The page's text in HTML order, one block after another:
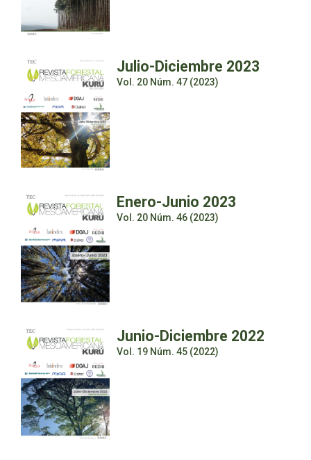
Julio-Diciembre 2023
Vol. 20 Núm. 47 (2023)
Enero-Junio 2023
Vol. 20 Núm. 46 (2023)
Junio-Diciembre 2022
Vol. 19 Núm. 45 (2022)